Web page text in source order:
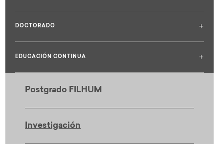
DOCTORADO +
EDUCACIÓN CONTINUA +
Postgrado FILHUM
Investigación